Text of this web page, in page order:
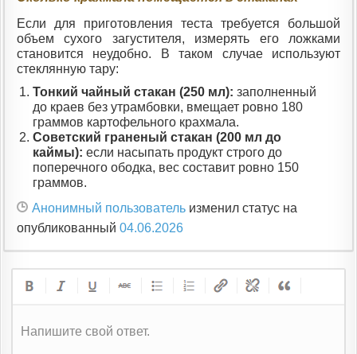
Если для приготовления теста требуется большой
объем сухого загустителя, измерять его ложками
становится неудобно. В таком случае используют
стеклянную тару:
Тонкий чайный стакан (250 мл): заполненный
до краев без утрамбовки, вмещает ровно 180
граммов картофельного крахмала.
Советский граненый стакан (200 мл до
каймы): если насыпать продукт строго до
поперечного ободка, вес составит ровно 150
граммов.
Анонимный пользователь изменил статус на
опубликованный 04.06.2026
Напишите свой ответ.